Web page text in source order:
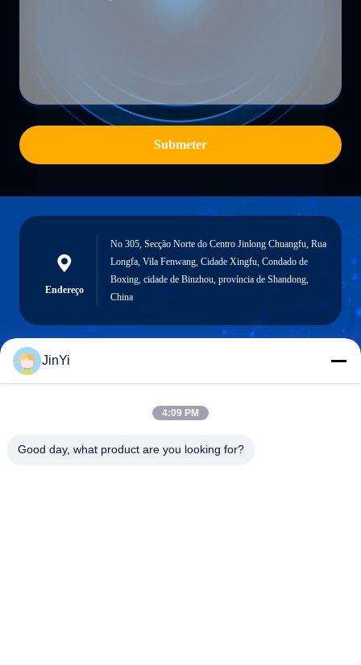
Submeter
Endereço
No 305, Secção Norte do Centro Jinlong Chuangfu, Rua
Longfa, Vila Fenwang, Cidade Xingfu, Condado de
Boxing, cidade de Binzhou, província de Shandong,
China
chenshasha1867@gmail.com
JinYi
4:09 PM
Good day, what product are you looking for?